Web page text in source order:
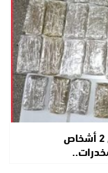
فرقة مكافحة العصابات طَاحْتْ عْلَى 2 أشخاص